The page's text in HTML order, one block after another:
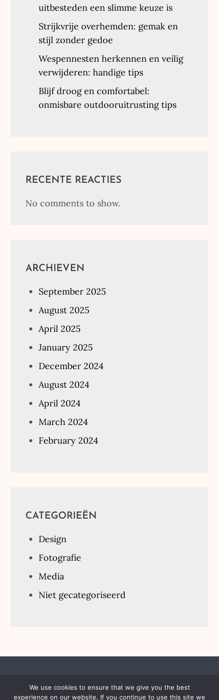
uitbesteden een slimme keuze is
Strijkvrije overhemden: gemak en
stijl zonder gedoe
Wespennesten herkennen en veilig
verwijderen: handige tips
Blijf droog en comfortabel:
onmisbare outdooruitrusting tips
RECENTE REACTIES
No comments to show.
ARCHIEVEN
September 2025
August 2025
April 2025
January 2025
December 2024
August 2024
April 2024
March 2024
February 2024
CATEGORIEËN
Design
Fotografie
Media
Niet gecategoriseerd
We use cookies to ensure that we give you the best
experience on our website. If you continue to use this site we